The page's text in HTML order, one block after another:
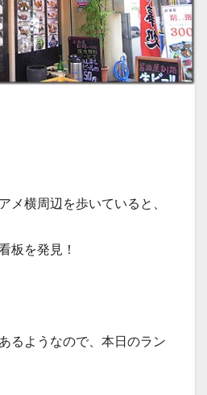
メ横周辺を歩いていると、
板を発見！
るようなので、本日のラン